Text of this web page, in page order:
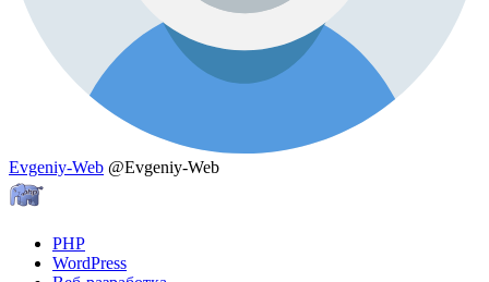
Evgeniy-Web @Evgeniy-Web
PHP
WordPress